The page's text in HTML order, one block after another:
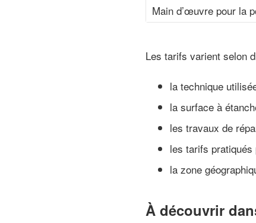
Main d’œuvre pour la
Les tarifs varient selon
la technique
la surface à
les travaux de
les tarifs
la zone
À découvrir